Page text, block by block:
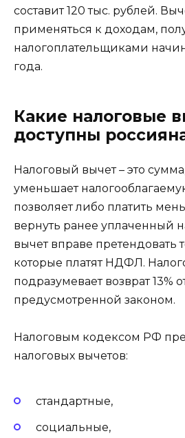
составит 120 тыс. рублей.
применяться к доходам,
налогоплательщиками
года.
Какие налоговые
доступны
Налоговый вычет – это
уменьшает
позволяет либо платить
вернуть ранее уплаченный
вычет вправе претендовать
которые платят НДФЛ.
подразумевает возврат 13%
предусмотренной законом.
Налоговым кодексом РФ
налоговых вычетов:
стандартные,
социальные,